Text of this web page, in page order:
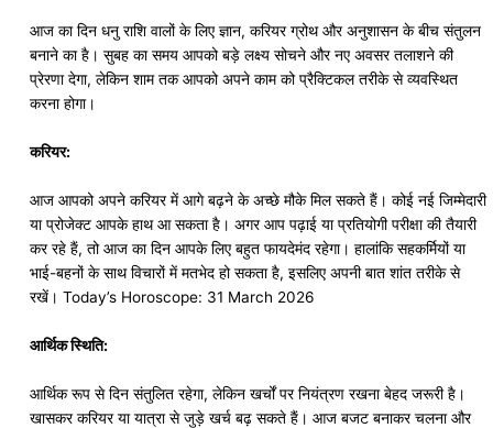
आज का दिन धनु राशि वालों के लिए ज्ञान, करियर ग्रोथ और अनुशासन के बीच संतुलन
बनाने का है। सुबह का समय आपको बड़े लक्ष्य सोचने और नए अवसर तलाशने की
प्रेरणा देगा, लेकिन शाम तक आपको अपने काम को प्रैक्टिकल तरीके से व्यवस्थित
करना होगा।
करियर:
आज आपको अपने करियर में आगे बढ़ने के अच्छे मौके मिल सकते हैं। कोई नई जिम्मेदारी
या प्रोजेक्ट आपके हाथ आ सकता है। अगर आप पढ़ाई या प्रतियोगी परीक्षा की तैयारी
कर रहे हैं, तो आज का दिन आपके लिए बहुत फायदेमंद रहेगा। हालांकि सहकर्मियों या
भाई-बहनों के साथ विचारों में मतभेद हो सकता है, इसलिए अपनी बात शांत तरीके से
रखें। Today’s Horoscope: 31 March 2026
आर्थिक स्थिति:
आर्थिक रूप से दिन संतुलित रहेगा, लेकिन खर्चों पर नियंत्रण रखना बेहद जरूरी है।
खासकर करियर या यात्रा से जुड़े खर्च बढ़ सकते हैं। आज बजट बनाकर चलना और